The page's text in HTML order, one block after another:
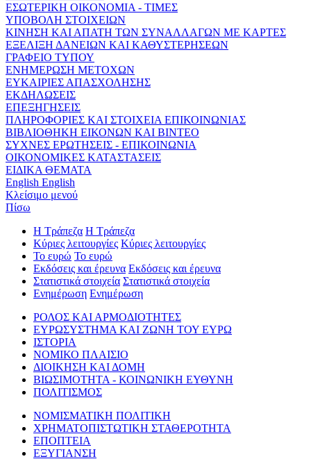
ΕΣΩΤΕΡΙΚΗ ΟΙΚΟΝΟΜΙΑ - ΤΙΜΕΣ
ΥΠΟΒΟΛΗ ΣΤΟΙΧΕΙΩΝ
ΚΙΝΗΣΗ ΚΑΙ ΑΠΑΤΗ ΤΩΝ ΣΥΝΑΛΛΑΓΩΝ ΜΕ ΚΑΡΤΕΣ
ΕΞΕΛΙΞΗ ΔΑΝΕΙΩΝ ΚΑΙ ΚΑΘΥΣΤΕΡΗΣΕΩΝ
ΓΡΑΦΕΙΟ ΤΥΠΟΥ
ΕΝΗΜΕΡΩΣΗ ΜΕΤΟΧΩΝ
ΕΥΚΑΙΡΙΕΣ ΑΠΑΣΧΟΛΗΣΗΣ
ΕΚΔΗΛΩΣΕΙΣ
ΕΠΕΞΗΓΗΣΕΙΣ
ΠΛΗΡΟΦΟΡΙΕΣ ΚΑΙ ΣΤΟΙΧΕΙΑ ΕΠΙΚΟΙΝΩΝΙΑΣ
ΒΙΒΛΙΟΘΗΚΗ ΕΙΚΟΝΩΝ ΚΑΙ ΒΙΝΤΕΟ
ΣΥΧΝΕΣ ΕΡΩΤΗΣΕΙΣ - ΕΠΙΚΟΙΝΩΝΙΑ
ΟΙΚΟΝΟΜΙΚΕΣ ΚΑΤΑΣΤΑΣΕΙΣ
ΕΙΔΙΚΑ ΘΕΜΑΤΑ
English English
Κλείσιμο μενού
Πίσω
Η Τράπεζα Η Τράπεζα
Κύριες λειτουργίες Κύριες λειτουργίες
Το ευρώ Το ευρώ
Εκδόσεις και έρευνα Εκδόσεις και έρευνα
Στατιστικά στοιχεία Στατιστικά στοιχεία
Ενημέρωση Ενημέρωση
ΡΟΛΟΣ ΚΑΙ ΑΡΜΟΔΙΟΤΗΤΕΣ
ΕΥΡΩΣΥΣΤΗΜΑ ΚΑΙ ΖΩΝΗ ΤΟΥ ΕΥΡΩ
ΙΣΤΟΡΙΑ
ΝΟΜΙΚΟ ΠΛΑΙΣΙΟ
ΔΙΟΙΚΗΣΗ ΚΑΙ ΔΟΜΗ
ΒΙΩΣΙΜΟΤΗΤΑ - ΚΟΙΝΩΝΙΚΗ ΕΥΘΥΝΗ
ΠΟΛΙΤΙΣΜΟΣ
ΝΟΜΙΣΜΑΤΙΚΗ ΠΟΛΙΤΙΚΗ
ΧΡΗΜΑΤΟΠΙΣΤΩΤΙΚΗ ΣΤΑΘΕΡΟΤΗΤΑ
ΕΠΟΠΤΕΙΑ
ΕΞΥΓΙΑΝΣΗ